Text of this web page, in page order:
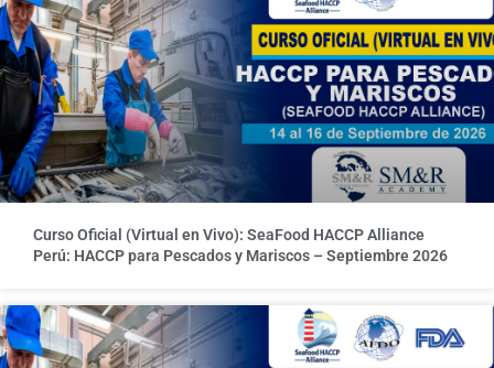
Curso Oficial (Virtual en Vivo): SeaFood HACCP Alliance
Perú: HACCP para Pescados y Mariscos – Septiembre 2026